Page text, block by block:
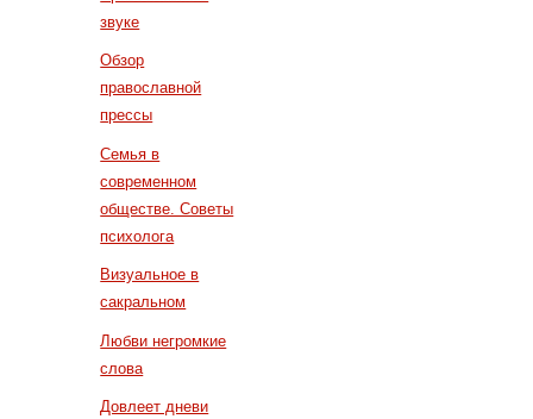
звуке
Обзор
православной
прессы
Семья в
современном
обществе. Советы
психолога
Визуальное в
сакральном
Любви негромкие
слова
Довлеет дневи